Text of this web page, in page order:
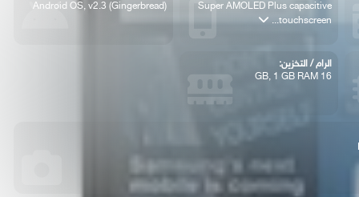
Super AMOLED Plus capacitive
touchscreen...
Android OS, v2.3 (Gingerbread)
الرام / التخزين:
16 GB, 1 GB RAM